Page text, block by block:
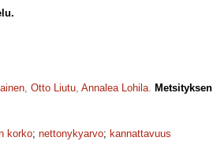
, Otto Liutu, Annalea Lohila.
korko; netto­nykyarvo; kannattavuus